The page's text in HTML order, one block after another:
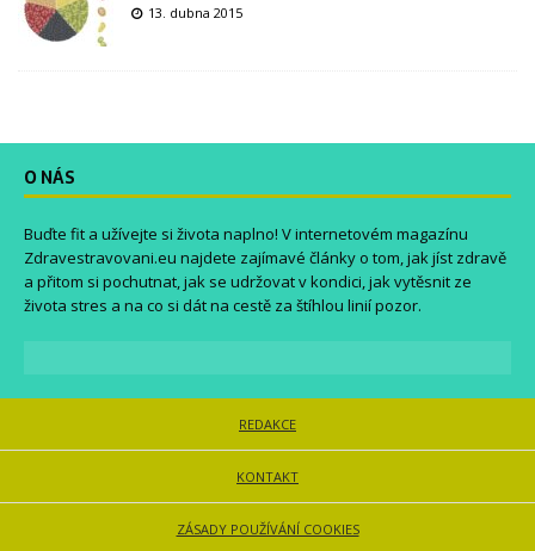
13. dubna 2015
O NÁS
Buďte fit a užívejte si života naplno! V internetovém magazínu
Zdravestravovani.eu najdete zajímavé články o tom, jak jíst zdravě
a přitom si pochutnat, jak se udržovat v kondici, jak vytěsnit ze
života stres a na co si dát na cestě za štíhlou linií pozor.
REDAKCE
KONTAKT
ZÁSADY POUŽÍVÁNÍ COOKIES